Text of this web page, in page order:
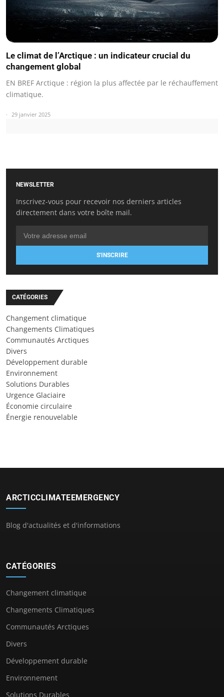
Le climat de l’Arctique : un indicateur crucial du
changement global
EN BREF Arctique : région la plus affectée par le réchauffement
climatique.
29 janvier 2025
NEWSLETTER
Inscrivez-vous pour recevoir nos derniers articles
directement dans votre boîte mail.
S'INSCRIRE
CATÉGORIES
Changement climatique
Changements Climatiques
Communautés Arctiques
Divers
Développement durable
Environnement
Solutions Durables
Urgence Glaciaire
Économie circulaire
Énergie renouvelable
ARCTICCLIMATEEMERGENCY
Blog d'actualités et d'informations
CATÉGORIES
Changement climatique
Changements Climatiques
Communautés Arctiques
Divers
Développement durable
Environnement
Solutions Durables